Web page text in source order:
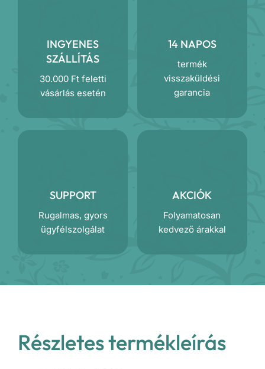
INGYENES
SZÁLLÍTÁS
30.000 Ft feletti
vásárlás esetén
14 NAPOS
termék
visszaküldési
garancia
SUPPORT
Rugalmas, gyors
ügyfélszolgálat
AKCIÓK
Folyamatosan
kedvező árakkal
Részletes termékleírás